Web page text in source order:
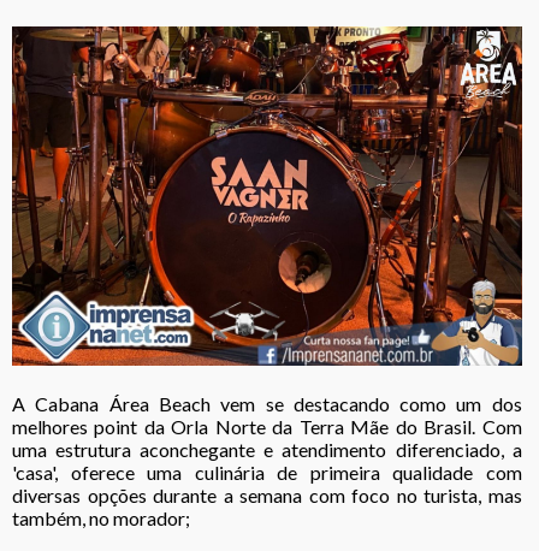
A Cabana Área Beach vem se destacando como um dos
melhores point da Orla Norte da Terra Mãe do Brasil. Com
uma estrutura aconchegante e atendimento diferenciado, a
'casa', oferece uma culinária de primeira qualidade com
diversas opções durante a semana com foco no turista, mas
também, no morador;